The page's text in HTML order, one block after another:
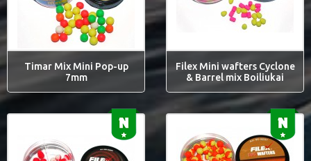
Timar Mix Mini Pop-up
7mm
Filex Mini wafters Cyclone
& Barrel mix Boiliukai